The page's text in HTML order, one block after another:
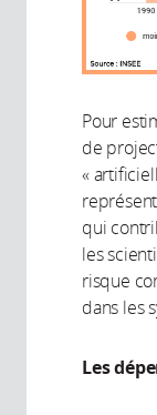
Pour
de
«
qui
les
risque
dans les
Les